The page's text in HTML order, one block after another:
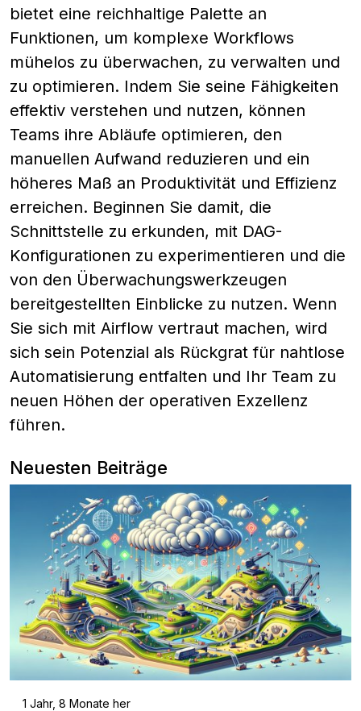
bietet eine reichhaltige Palette an
Funktionen, um komplexe Workflows
mühelos zu überwachen, zu verwalten und
zu optimieren. Indem Sie seine Fähigkeiten
effektiv verstehen und nutzen, können
Teams ihre Abläufe optimieren, den
manuellen Aufwand reduzieren und ein
höheres Maß an Produktivität und Effizienz
erreichen. Beginnen Sie damit, die
Schnittstelle zu erkunden, mit DAG-
Konfigurationen zu experimentieren und die
von den Überwachungswerkzeugen
bereitgestellten Einblicke zu nutzen. Wenn
Sie sich mit Airflow vertraut machen, wird
sich sein Potenzial als Rückgrat für nahtlose
Automatisierung entfalten und Ihr Team zu
neuen Höhen der operativen Exzellenz
führen.
Neuesten Beiträge
1 Jahr, 8 Monate her